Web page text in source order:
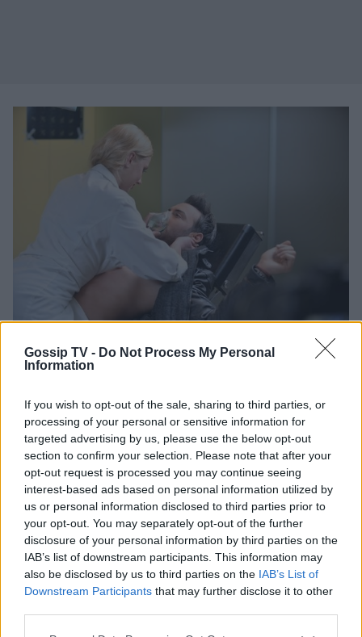
Gossip TV - Do Not Process My Personal
Information
If you wish to opt-out of the sale, sharing to third parties, or
processing of your personal or sensitive information for
targeted advertising by us, please use the below opt-out
section to confirm your selection. Please note that after your
opt-out request is processed you may continue seeing
interest-based ads based on personal information utilized by
us or personal information disclosed to third parties prior to
your opt-out. You may separately opt-out of the further
disclosure of your personal information by third parties on the
IAB’s list of downstream participants. This information may
also be disclosed by us to third parties on the IAB’s List of
Downstream Participants that may further disclose it to other
Photo 6/12
Η νοσοκόμα που έδωσε «Οξυγόνο» στον Αρσενίου